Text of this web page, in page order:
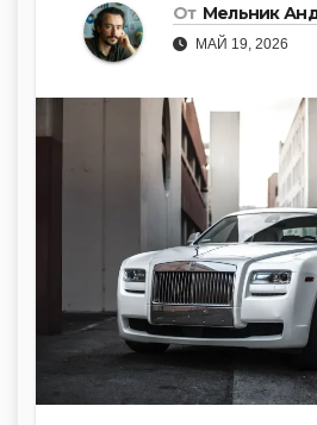
От Мельник
МАЙ 19, 2026